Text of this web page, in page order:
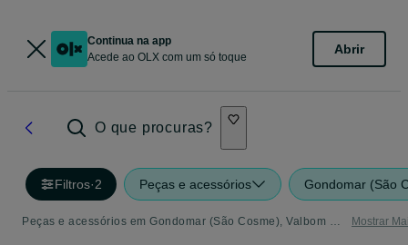
Continua na app
Acede ao OLX com um só toque
Abrir
O que procuras?
Filtros·2 Peças e acessórios Gondomar (São
Peças e acessórios em Gondomar (São Cosme), Valbom E Jovim - tudo o que precisa Mostrar